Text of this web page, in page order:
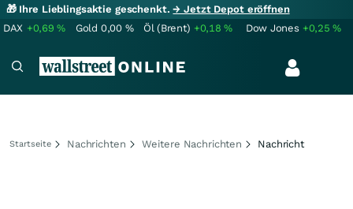
🎁 Ihre Lieblingsaktie geschenkt.→ Jetzt Depot eröffnen
DAX +0,69% Gold 0,00 % Öl (Brent) +0,18% Dow Jones +0,25%
Startseite Nachrichten Weitere Nachrichten Nachricht